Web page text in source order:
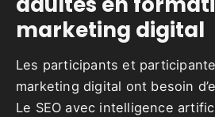
marketing digital
Les participants et
marketing digital ont besoin
Le SEO avec intelligence